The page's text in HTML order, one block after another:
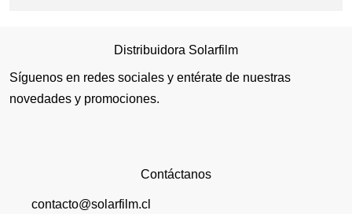
Distribuidora Solarfilm
Síguenos en redes sociales y entérate de nuestras
novedades y promociones.
Contáctanos
contacto@solarfilm.cl